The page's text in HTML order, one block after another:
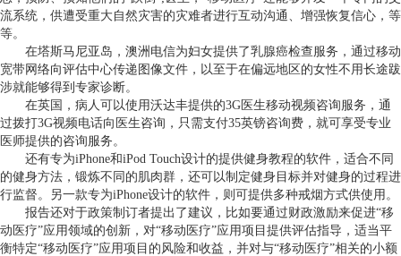
流系统，供遭受重大自然灾害的灾难者进行互动沟通、增强恢复信心，等
等。
在塔斯马尼亚岛，澳洲电信为妇女提供了乳腺癌检查服务，通过移动
宽带网络向评估中心传递图像文件，以至于在偏远地区的女性不用长途跋
涉就能够得到专家诊断。
在英国，病人可以使用沃达丰提供的3G医生移动视频咨询服务，通
过拨打3G视频电话向医生咨询，只需支付35英镑咨询费，就可享受专业
医师提供的咨询服务。
还有专为iPhone和iPod Touch设计的提供健身教程的软件，适合不同
的健身方法，锻炼不同的肌肉群，还可以制定健身目标并对健身的过程进
行监督。另一款专为iPhone设计的软件，则可提供多种戒烟方式供使用。
报告还对于政策制订者提出了建议，比如要通过财政激励来促进“移
动医疗”应用领域的创新，对“移动医疗”应用项目提供评估指导，适当平
衡特定“移动医疗”应用项目的风险和收益，并对与“移动医疗”相关的小额